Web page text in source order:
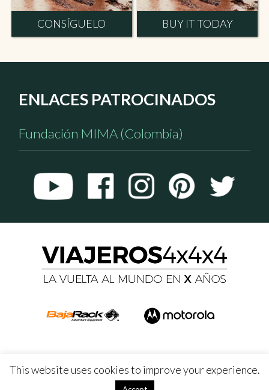
CONSÍGUELO BUY IT TODAY
ENLACES PATROCINADOS
Fundación MIMA (Colombia)
This website uses cookies to improve your experience.